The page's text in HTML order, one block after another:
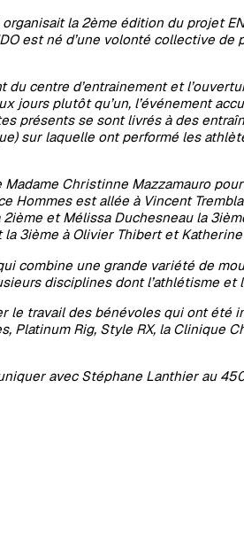
la 2ème édition du projet
est né d’une volonté collective
centre d’entrainement et
jours plutôt qu’un, l’événement
présents se sont livrés à des
sur laquelle ont performé les
Christinne Mazzamauro
est allée à Vincent
et Mélissa Duchesneau la
3ième à Olivier Thibert et Katherine
combine une grande variété de
disciplines dont l’athlétisme et
travail des bénévoles qui ont été
Rig, Style RX, la Clinique
avec Stéphane Lanthier au